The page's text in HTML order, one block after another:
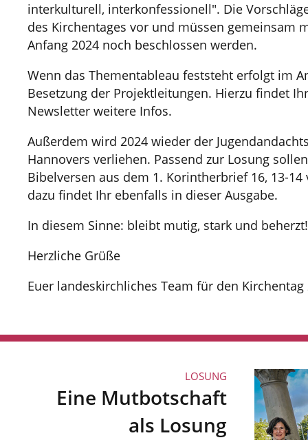
interkulturell, interkonfessionell". Die
des Kirchentages vor und müssen gemeinsam
Anfang 2024 noch beschlossen werden.
Wenn das Thementableau feststeht erfolgt im
Besetzung der Projektleitungen. Hierzu findet
Newsletter weitere Infos.
Außerdem wird 2024 wieder der
Hannovers verliehen. Passend zur Losung
Bibelversen aus dem 1. Korintherbrief 16, 13-
dazu findet Ihr ebenfalls in dieser Ausgabe.
In diesem Sinne: bleibt mutig, stark und beherzt!
Herzliche Grüße
Euer landeskirchliches Team für den Kirchentag
LOSUNG
Eine Mutbotschaft
als Losung